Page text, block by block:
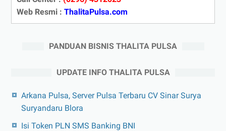
Web Resmi : ThalitaPulsa.com
PANDUAN BISNIS THALITA PULSA
UPDATE INFO THALITA PULSA
Arkana Pulsa, Server Pulsa Terbaru CV Sinar Surya
Suryandaru Blora
Isi Token PLN SMS Banking BNI